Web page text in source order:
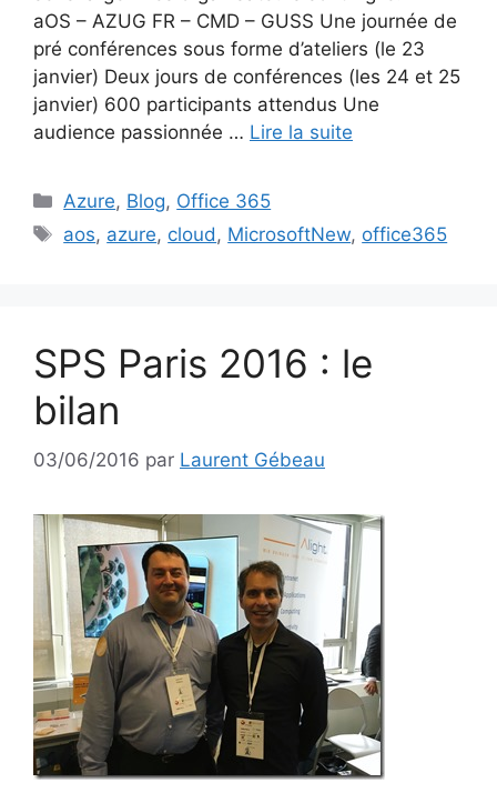
aOS – AZUG FR – CMD – GUSS Une journée de
pré conférences sous forme d’ateliers (le 23
janvier) Deux jours de conférences (les 24 et 25
janvier) 600 participants attendus Une
audience passionnée … Lire la suite
Catégories
Azure, Blog, Office 365
Étiquettes
aos, azure, cloud, MicrosoftNew, office365
SPS Paris 2016 : le
bilan
03/06/2016 par Laurent Gébeau